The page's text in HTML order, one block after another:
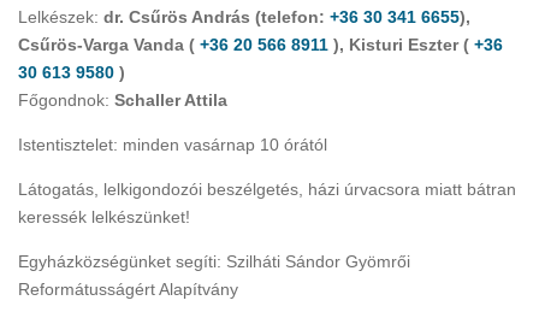
Lelkészek: dr. Csűrös András (telefon: +36 30 341 6655),
Csűrös-Varga Vanda ( +36 20 566 8911 ), Kisturi Eszter ( +36
30 613 9580 )
Főgondnok: Schaller Attila
Istentisztelet: minden vasárnap 10 órától
Látogatás, lelkigondozói beszélgetés, házi úrvacsora miatt bátran
keressék lelkészünket!
Egyházközségünket segíti: Szilháti Sándor Gyömrői
Reformátusságért Alapítvány